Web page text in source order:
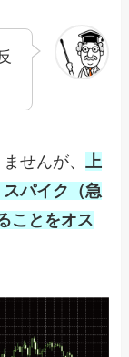
せんが、
上
パイク（急
ことをオス